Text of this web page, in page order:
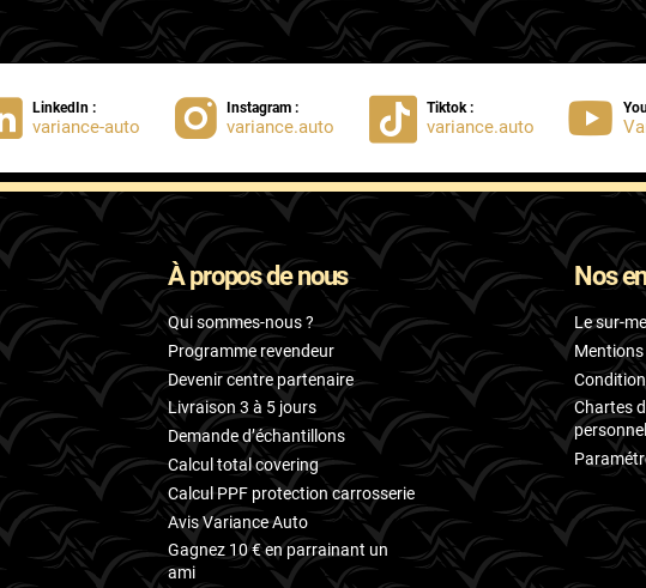
LinkedIn :
variance-auto
Instagram :
variance.auto
Tiktok :
variance.auto
À propos de nous
Qui sommes-nous ?
Programme revendeur
Devenir centre partenaire
Livraison 3 à 5 jours
Demande d’échantillons
Calcul total covering
Calcul PPF protection carrosserie
Avis Variance Auto
Gagnez 10 € en parrainant un
ami
Nos
Le sur-
Chartes